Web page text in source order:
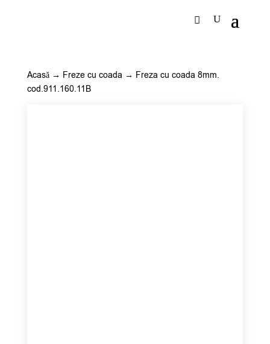
Acasă→ Freze cu coada → Freza cu coada 8mm.
cod.911.160.11B